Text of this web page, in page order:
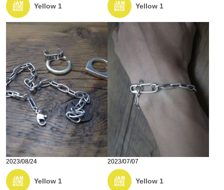
Yellow 1 Yellow 1
2023/08/24
Yellow 1
2023/07/07
Yellow 1